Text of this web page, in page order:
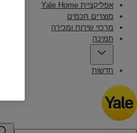
אפליקציית Yale Home
מוצרים חכמים
מרכזי שירות ומכירה
תמיכה
חדשות